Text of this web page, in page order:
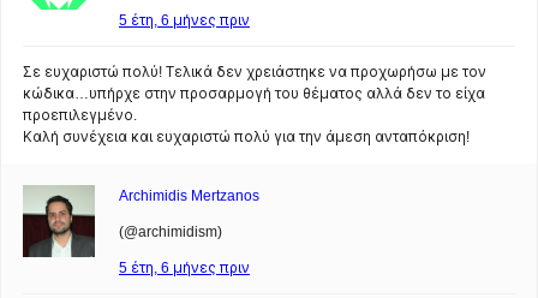
5 έτη, 6 μήνες πριν
Σε ευχαριστώ πολύ! Τελικά δεν χρειάστηκε να προχωρήσω με τον
κώδικα…υπήρχε στην προσαρμογή του θέματος αλλά δεν το είχα
προεπιλεγμένο.
Καλή συνέχεια και ευχαριστώ πολύ για την άμεση ανταπόκριση!
Archimidis Mertzanos
(@archimidism)
5 έτη, 6 μήνες πριν